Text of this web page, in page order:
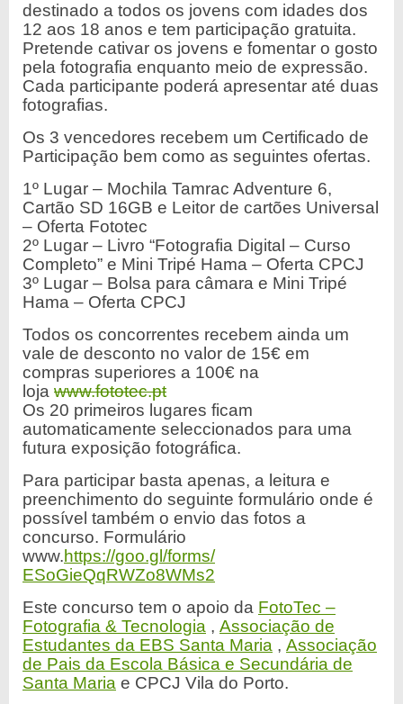
destinado a todos os jovens com idades dos
12 aos 18 anos e tem participação gratuita.
Pretende cativar os jovens e fomentar o gosto
pela fotografia enquanto meio de expressão.
Cada participante poderá apresentar até duas
fotografias.
Os 3 vencedores recebem um Certificado de
Participação bem como as seguintes ofertas.
1º Lugar – Mochila Tamrac Adventure 6,
Cartão SD 16GB e Leitor de cartões Universal
– Oferta Fototec
2º Lugar – Livro “Fotografia Digital – Curso
Completo” e Mini Tripé Hama – Oferta CPCJ
3º Lugar – Bolsa para câmara e Mini Tripé
Hama – Oferta CPCJ
Todos os concorrentes recebem ainda um
vale de desconto no valor de 15€ em
compras superiores a 100€ na
loja www.fototec.pt
Os 20 primeiros lugares ficam
automaticamente seleccionados para uma
futura exposição fotográfica.
Para participar basta apenas, a leitura e
preenchimento do seguinte formulário onde é
possível também o envio das fotos a
concurso. Formulário
www.https://goo.gl/forms/
ESoGieQqRWZo8WMs2
Este concurso tem o apoio da FotoTec –
Fotografia & Tecnologia , Associação de
Estudantes da EBS Santa Maria , Associação
de Pais da Escola Básica e Secundária de
Santa Maria e CPCJ Vila do Porto.